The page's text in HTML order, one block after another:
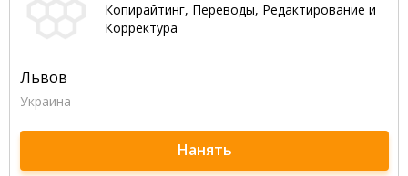
Копирайтинг, Переводы, Редактирование и
Корректура
Львов
Украина
Нанять